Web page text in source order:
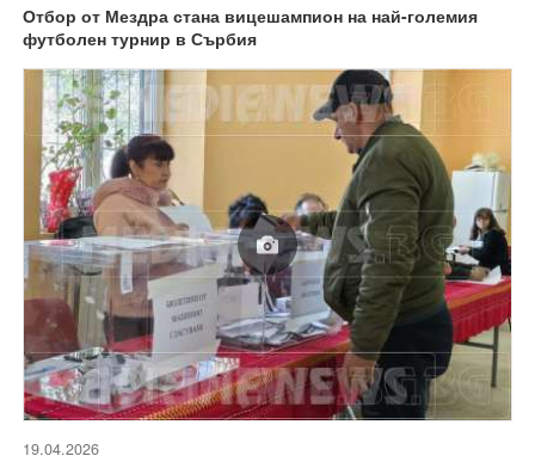
Отбор от Мездра стана вицешампион на най-големия
футболен турнир в Сърбия
19.04.2026